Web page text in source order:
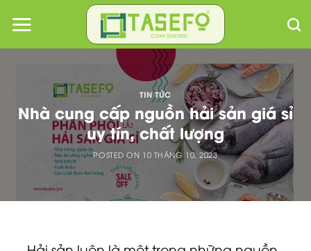
TIN TỨC
Nhà cung cấp nguồn hải sản giá sỉ
uy tín, chất lượng
POSTED ON 10 THÁNG 10, 2023